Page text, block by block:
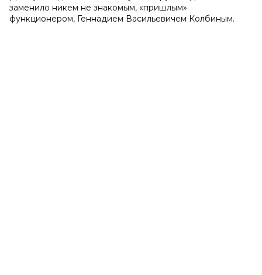
заменило никем не знакомым, «пришлым»
функционером, Геннадием Васильевичем Колбиным.